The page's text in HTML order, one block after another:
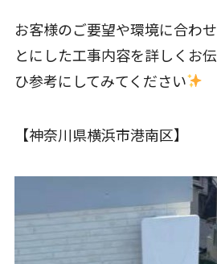
お客様のご要望や環境に合わ
とにした工事内容を詳しくお
ひ参考にしてみてください
【神奈川県横浜市港南区】